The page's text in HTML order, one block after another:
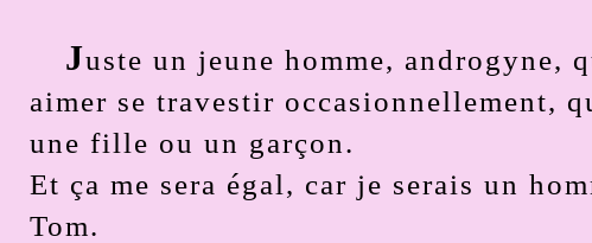
Juste un jeune homme, androgyne,
aimer se travestir occasionnellement,
une fille ou un garçon.
Et ça me sera égal, car je serais un
Tom.